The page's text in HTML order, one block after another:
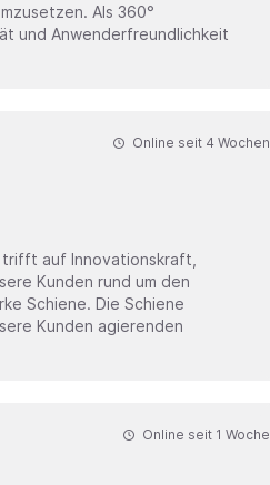
Als 360°
und Anwenderfreundlichkeit
Online seit 4 Wochen
Kunden rund um den
Schiene. Die Schiene
Kunden agierenden
Online seit 1 Woche